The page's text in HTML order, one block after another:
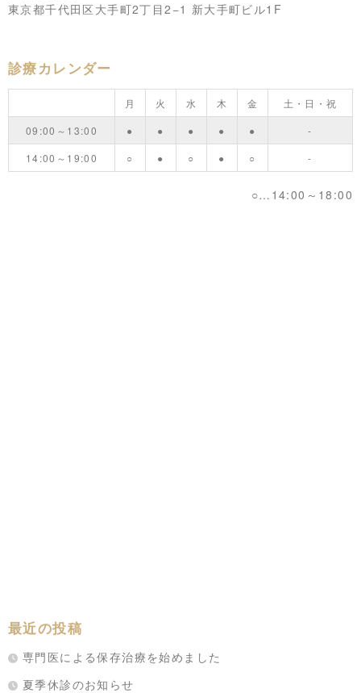
東京都千代田区大手町2丁目2−1 新大手町ビル1F
診療カレンダー
月 火 水 木 金
土・日・祝
09:00～13:00
● ● ● ● ●
-
14:00～19:00
○ ● ○ ● ○ -
○…14:00～18:00
最近の投稿
専門医による保存治療を始めました
夏季休診のお知らせ